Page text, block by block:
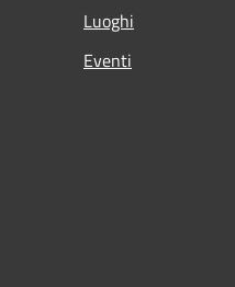
Luoghi
Eventi